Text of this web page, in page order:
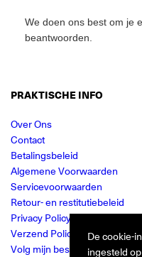
We doen ons best om je
beantwoorden.
PRAKTISCHE INFO
Over Ons
Contact
Betalingsbeleid
Algemene Voorwaarden
Servicevoorwaarden
Retour- en restitutiebeleid
Privacy Policy
Verzend Policy
Volg mijn bestelling
De cookie-
ingesteld